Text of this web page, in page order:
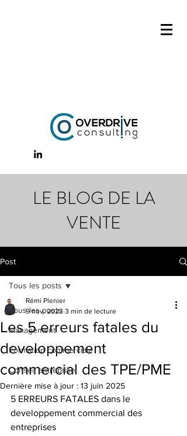
LE BLOG DE LA
VENTE
Post
Tous les posts
Management
Formation commerciale
Conseil entreprise
Tous les posts
Les 5 erreurs fatales du
developpement
commercial des TPE/PME
Rémi Plenier
9 nov. 2023 3 min de lecture
Dernière mise à jour : 13 juin 2025
5 ERREURS FATALES dans le
developpement commercial des
entreprises